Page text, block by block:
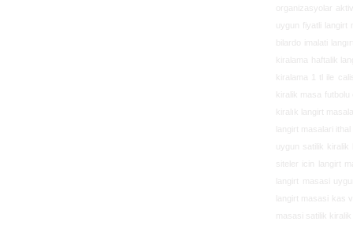
organizasyolar
uygun fiyatli
bilardo imalati
kiralama haftalik
kiralama 1 tl ile
kiralik masa futbolu
kiralık langirt
langirt masalari
uygun satilik
siteler icin langirt
langirt masasi
langirt masasi kas
masasi satilik